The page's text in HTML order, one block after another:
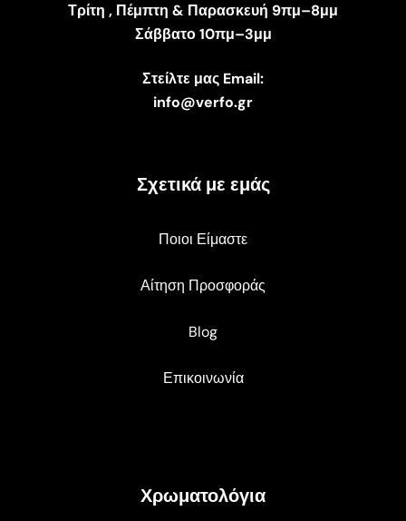
Τρίτη , Πέμπτη & Παρασκευή 9πμ–8μμ
Σάββατο 10πμ–3μμ
Στείλτε μας Email:
info@verfo.gr
Σχετικά με εμάς
Ποιοι Είμαστε
Αίτηση Προσφοράς
Blog
Επικοινωνία
Χρωματολόγια